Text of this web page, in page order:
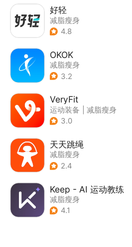
好轻
减脂瘦身
4.8
OKOK
减脂瘦身
3.2
VeryFit
运动装备
减脂瘦身
3.0
天天跳绳
减脂瘦身
2.4
Keep - AI 运动教练
减脂瘦身
4.1